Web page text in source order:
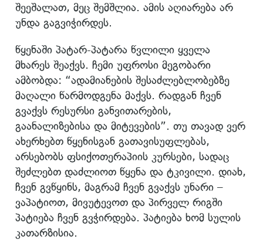
შეეშალათ, მეც შემშლია. ამის აღიარება არ
უნდა გაგვიჭირდეს.
წყენაში პატარ-პატარა წვლილი ყველა
მხარეს შეაქვს. ჩემი უფროსი მეგობარი
ამბობდა: “ადამიანების შესაძლებლობებზე
მაღალი წარმოდგენა მაქვს. რადგან ჩვენ
გვაქვს რესურსი განვითარების,
გაანალიზებისა და მიტევების”. თუ თავად ვერ
ახერხებთ წყენისგან გათავისუფლებას,
არსებობს ფსიქოთერაპიის კურსები, სადაც
შეძლებთ დაძლიოთ წყენა და ტკივილი. დიახ,
ჩვენ გვწყინს, მაგრამ ჩვენ გვაქვს უნარი –
ვაპატიოთ, მივუტევოთ და პირველ რიგში
პატიება ჩვენ გვჭირდება. პატიება ხომ სულის
კათარზისია.